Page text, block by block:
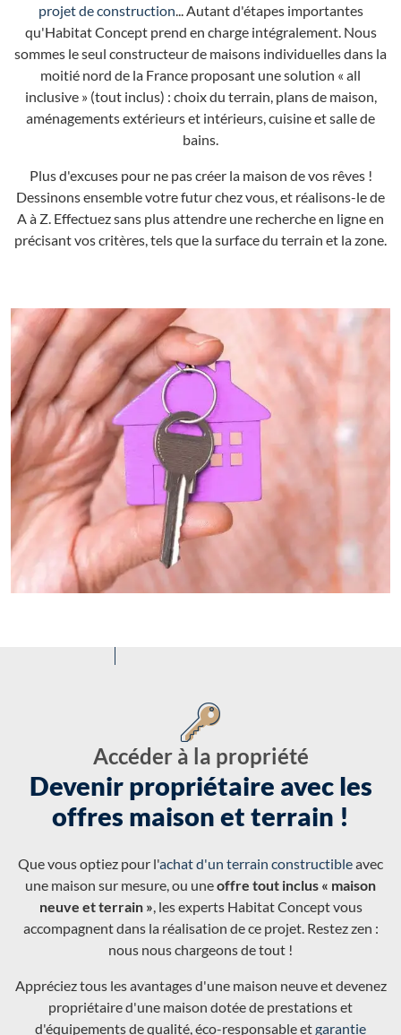
projet de construction... Autant d'étapes importantes
qu'Habitat Concept prend en charge intégralement. Nous
sommes le seul constructeur de maisons individuelles dans la
moitié nord de la France proposant une solution « all
inclusive » (tout inclus) : choix du terrain, plans de maison,
aménagements extérieurs et intérieurs, cuisine et salle de
bains.
Plus d'excuses pour ne pas créer la maison de vos rêves !
Dessinons ensemble votre futur chez vous, et réalisons-le de
A à Z. Effectuez sans plus attendre une recherche en ligne en
précisant vos critères, tels que la surface du terrain et la zone.
Accéder à la propriété
Devenir propriétaire avec les
offres maison et terrain !
Que vous optiez pour l'achat d'un terrain constructibleavec
une maison sur mesure, ou uneoffre tout inclus « maison
neuve et terrain », les experts Habitat Concept vous
accompagnent dans la réalisation de ce projet. Restez zen :
nous nous chargeons de tout !
Appréciez tous les avantages d'une maison neuve et devenez
propriétaire d'une maison dotée de prestations et
d'équipements de qualité, éco-responsable etgarantie